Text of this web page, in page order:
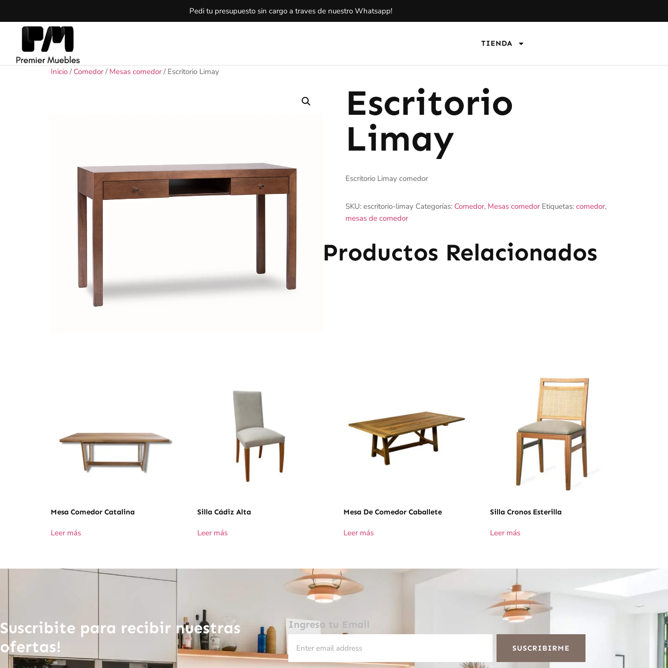
Pedi tu presupuesto sin cargo a traves de nuestro Whatsapp!
TIENDA
Inicio / Comedor/ Mesas comedor/ Escritorio Limay
Escritorio
Limay
Escritorio Limay comedor
SKU: escritorio-limay Categorías: Comedor, Mesas comedor Etiquetas: comedor,
mesas de comedor
Productos Relacionados
Mesa Comedor Catalina
Leer más
Silla Cádiz Alta
Leer más
Mesa De Comedor Caballete
Leer más
Silla Cronos Esterilla
Leer más
Suscribite para recibir nuestras
ofertas!
Ingresa tu Email
SUSCRIBIRME